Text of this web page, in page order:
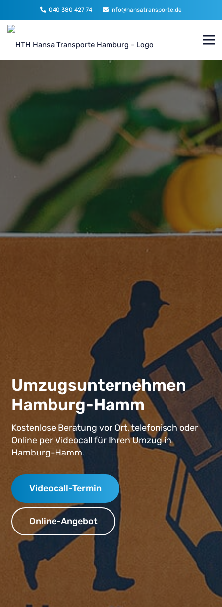
040 380 427 74 info@hansatransporte.de
Umzugsunternehmen
Hamburg-Hamm
Kostenlose Beratung vor Ort, telefonisch oder
Online per Videocall für Ihren Umzug in
Hamburg-Hamm.
Videocall-Termin
Online-Angebot